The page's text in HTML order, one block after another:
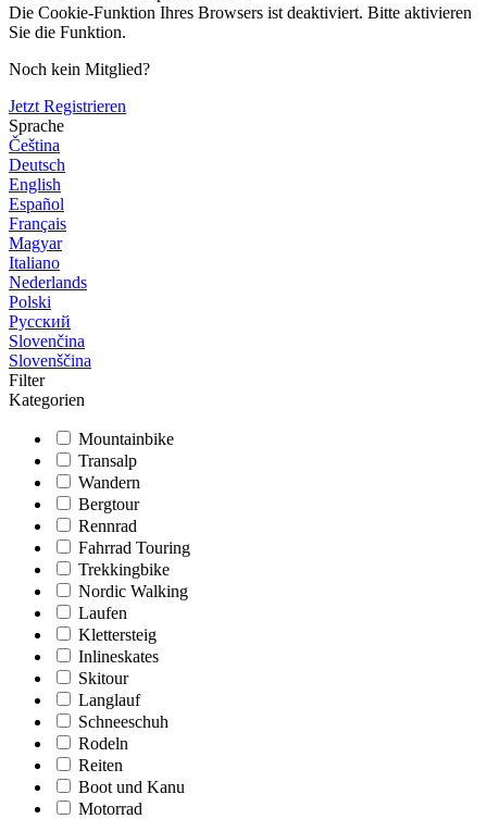
Die Cookie-Funktion Ihres Browsers ist deaktiviert. Bitte aktivieren
Sie die Funktion.
Noch kein Mitglied?
Jetzt Registrieren
Sprache
Čeština
Deutsch
English
Español
Français
Magyar
Italiano
Nederlands
Polski
Русский
Slovenčina
Slovenščina
Filter
Kategorien
Mountainbike
Transalp
Wandern
Bergtour
Rennrad
Fahrrad Touring
Trekkingbike
Nordic Walking
Laufen
Klettersteig
Inlineskates
Skitour
Langlauf
Schneeschuh
Rodeln
Reiten
Boot und Kanu
Motorrad